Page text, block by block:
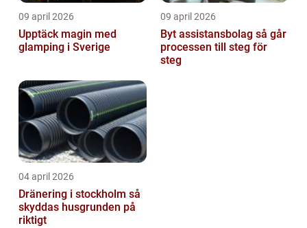
09 april 2026
Upptäck magin med
glamping i Sverige
09 april 2026
Byt assistansbolag så går
processen till steg för
steg
04 april 2026
Dränering i stockholm så
skyddas husgrunden på
riktigt